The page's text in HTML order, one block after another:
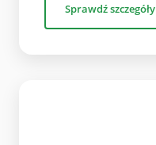
Sprawdź szczegóły